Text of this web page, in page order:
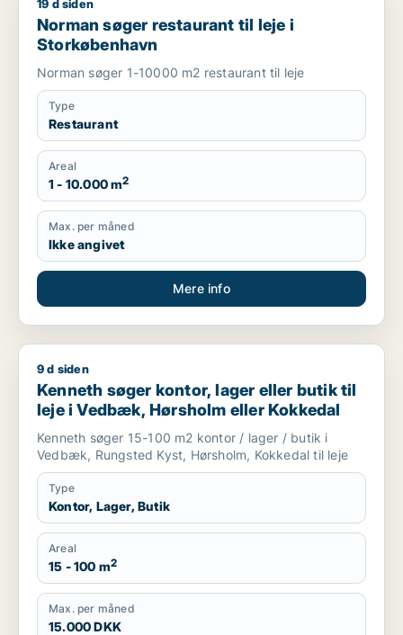
Norman søger restaurant til leje i Storkøbenhavn
19 d siden
Norman søger restaurant til leje i
Storkøbenhavn
Norman søger 1-10000 m2 restaurant til leje
Type
Restaurant
Areal
1 - 10.000 m2
Max. per måned
Ikke angivet
Mere info
Kenneth søger kontor, lager eller butik til leje i Vedbæk,
9 d siden
Kenneth søger kontor, lager eller butik til
leje i Vedbæk, Hørsholm eller Kokkedal
Kenneth søger 15-100 m2 kontor / lager / butik i
Vedbæk, Rungsted Kyst, Hørsholm, Kokkedal til leje
Type
Kontor, Lager, Butik
Areal
15 - 100 m2
Max. per måned
15.000 DKK